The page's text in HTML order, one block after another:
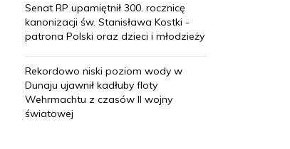
Senat RP upamiętnił 300. rocznicę
kanonizacji św. Stanisława Kostki -
patrona Polski oraz dzieci i młodzieży
Rekordowo niski poziom wody w
Dunaju ujawnił kadłuby floty
Wehrmachtu z czasów II wojny
światowej